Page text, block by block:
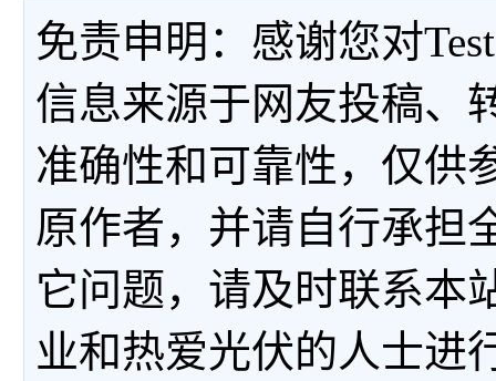
免责申明：感谢您对
信息来源于网友投稿、
准确性和可靠性，仅供
原作者，并请自行承担
它问题，请及时联系本
业和热爱光伏的人士进